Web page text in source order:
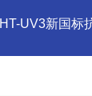
HT-UV3新国标